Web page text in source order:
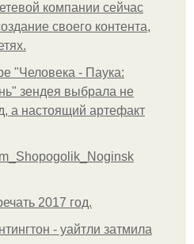
компании сейчас
своего контента,
"Человека - Паука:
зендея выбрала не
а настоящий артефакт
2017 год.
- уайтли затмила